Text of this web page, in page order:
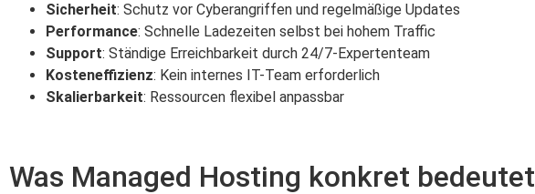
Sicherheit: Schutz vor Cyberangriffen und regelmäßige Updates
Performance: Schnelle Ladezeiten selbst bei hohem Traffic
Support: Ständige Erreichbarkeit durch 24/7-Expertenteam
Kosteneffizienz: Kein internes IT-Team erforderlich
Skalierbarkeit: Ressourcen flexibel anpassbar
Was Managed Hosting konkret bedeutet